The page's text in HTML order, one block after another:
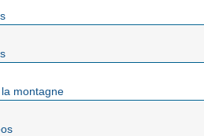
montagne